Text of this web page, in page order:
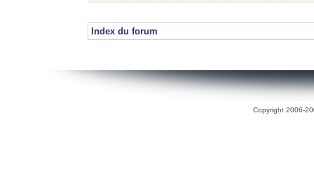
Index du forum
Copyright 2006-